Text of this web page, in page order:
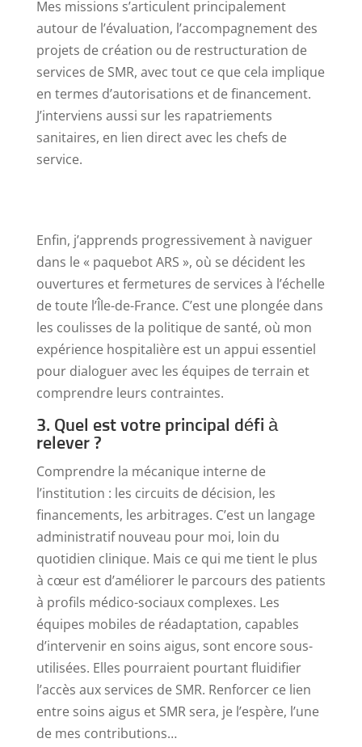
Mes missions s’articulent principalement
autour de l’évaluation, l’accompagnement des
projets de création ou de restructuration de
services de SMR, avec tout ce que cela implique
en termes d’autorisations et de financement.
J’interviens aussi sur les rapatriements
sanitaires, en lien direct avec les chefs de
service.
Enfin, j’apprends progressivement à naviguer
dans le « paquebot ARS », où se décident les
ouvertures et fermetures de services à l’échelle
de toute l’Île-de-France. C’est une plongée dans
les coulisses de la politique de santé, où mon
expérience hospitalière est un appui essentiel
pour dialoguer avec les équipes de terrain et
comprendre leurs contraintes.
3. Quel est votre principal défi à
relever ?
Comprendre la mécanique interne de
l’institution : les circuits de décision, les
financements, les arbitrages. C’est un langage
administratif nouveau pour moi, loin du
quotidien clinique. Mais ce qui me tient le plus
à cœur est d’améliorer le parcours des patients
à profils médico-sociaux complexes. Les
équipes mobiles de réadaptation, capables
d’intervenir en soins aigus, sont encore sous-
utilisées. Elles pourraient pourtant fluidifier
l’accès aux services de SMR. Renforcer ce lien
entre soins aigus et SMR sera, je l’espère, l’une
de mes contributions…